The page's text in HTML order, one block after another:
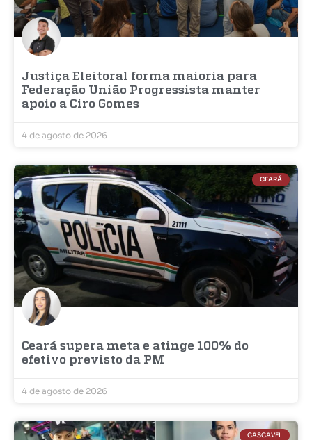
Justiça Eleitoral forma maioria para
Federação União Progressista manter
apoio a Ciro Gomes
4 de agosto de 2026
CEARÁ
Ceará supera meta e atinge 100% do
efetivo previsto da PM
4 de agosto de 2026
CASCAVEL